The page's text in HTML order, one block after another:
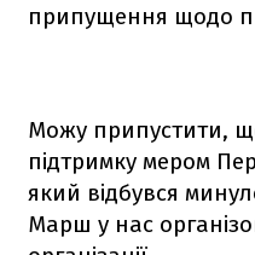
припущення щодо
Можу припустити,
підтримку мером
який відбувся
Марш у нас